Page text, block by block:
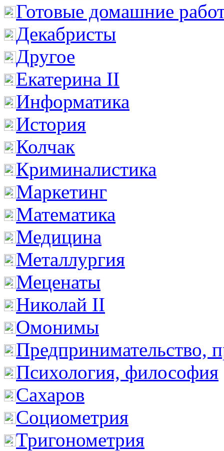
Готовые домашние
Декабристы
Другое
Екатерина II
Информатика
История
Колчак
Криминалистика
Маркетинг
Математика
Медицина
Металлургия
Меценаты
Николай II
Омонимы
Предпринимательство,
Психология, философия
Сахаров
Социометрия
Тригонометрия